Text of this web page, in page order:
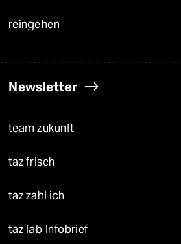
reingehen
Newsletter
team zukunft
taz frisch
taz zahl ich
taz lab Infobrief